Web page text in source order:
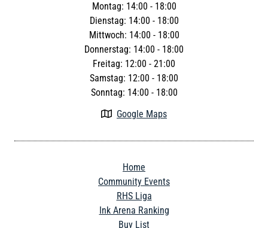
Montag: 14:00 - 18:00
Dienstag: 14:00 - 18:00
Mittwoch: 14:00 - 18:00
Donnerstag: 14:00 - 18:00
Freitag: 12:00 - 21:00
Samstag: 12:00 - 18:00
Sonntag: 14:00 - 18:00
 Google Maps
Home
Community Events
RHS Liga
Ink Arena Ranking
Buy List